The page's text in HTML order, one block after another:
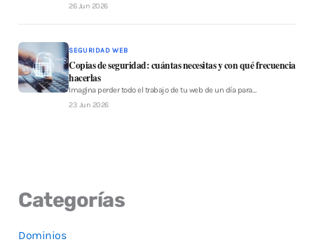
26 Jun 2026
SEGURIDAD WEB
Copias de seguridad: cuántas necesitas y con qué frecuencia
hacerlas
Imagina perder todo el trabajo de tu web de un día para…
23 Jun 2026
Categorías
Dominios